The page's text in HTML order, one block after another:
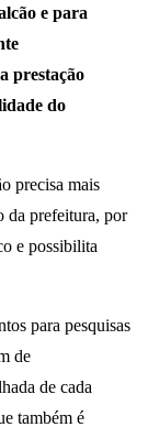
e para
prestação
do
precisa mais
da prefeitura, por
e possibilita
para pesquisas
de
de cada
também é